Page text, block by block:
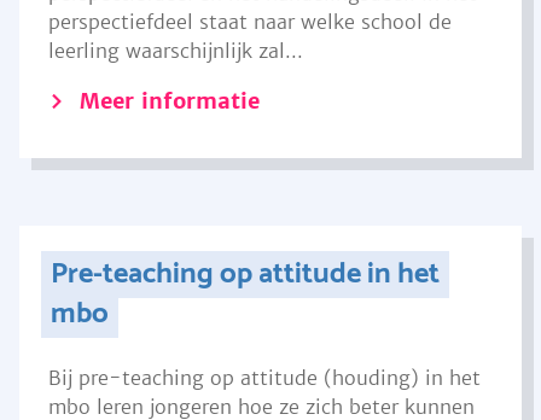
perspectiefdeel staat naar welke school de
leerling waarschijnlijk zal...
Meer informatie
Pre-teaching op attitude in het
mbo
Bij pre-teaching op attitude (houding) in het
mbo leren jongeren hoe ze zich beter kunnen